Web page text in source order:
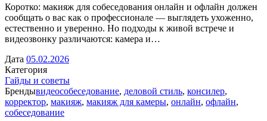
Коротко: макияж для собеседования онлайн и офлайн должен
сообщать о вас как о профессионале — выглядеть ухоженно,
естественно и уверенно. Но подходы к живой встрече и
видеозвонку различаются: камера и…
Дата 05.02.2026
Категория
Гайды и советы
Брендывидеособеседование, деловой стиль, консилер,
корректор, макияж, макияж для камеры, онлайн, офлайн,
собеседование